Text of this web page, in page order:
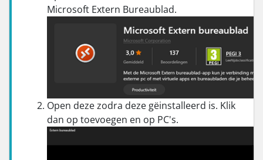
Microsoft Extern Bureaublad.
Open deze zodra deze gëinstalleerd is. Klik
dan op toevoegen en op PC's.